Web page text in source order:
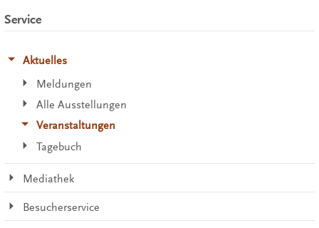
Service
Aktuelles
Meldungen
Alle Ausstellungen
Veranstaltungen
Tagebuch
Mediathek
Besucherservice